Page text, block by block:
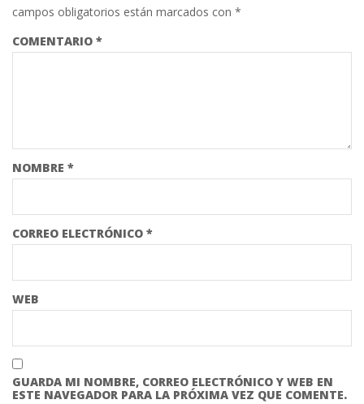
campos obligatorios están marcados con *
COMENTARIO *
NOMBRE *
CORREO ELECTRÓNICO *
WEB
GUARDA MI NOMBRE, CORREO ELECTRÓNICO Y WEB EN
ESTE NAVEGADOR PARA LA PRÓXIMA VEZ QUE COMENTE.